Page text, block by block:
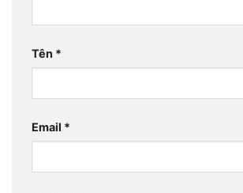
Tên *
Email *